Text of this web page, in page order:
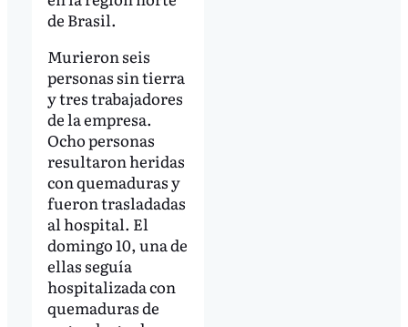
de Brasil.
Murieron seis
personas sin tierra
y tres trabajadores
de la empresa.
Ocho personas
resultaron heridas
con quemaduras y
fueron trasladadas
al hospital. El
domingo 10, una de
ellas seguía
hospitalizada con
quemaduras de